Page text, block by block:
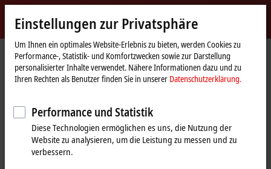
Beckhoff
-
New
Automation
Technology
myBeckhoff
StartseiteUnternehmen Globale Präsenz Tschechien Training
Training, Tschechien
Adresse und Kontakt
Einstellungen zur Privatsphäre
Um Ihnen ein optimales Website-Erlebnis zu bieten, werden Cookies zu
Performance-, Statistik- und Komfortzwecken sowie zur Darstellung
personalisierter Inhalte verwendet. Nähere Informationen dazu und zu
Ihren Rechten als Benutzer finden Sie in unserer Datenschutzerklärung.
Performance und Statistik
Diese Technologien ermöglichen es uns, die Nutzung der
Website zu analysieren, um die Leistung zu messen und zu
verbessern.